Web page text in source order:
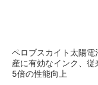
ペロブスカイト太陽電
産に有効なインク、従
5倍の性能向上